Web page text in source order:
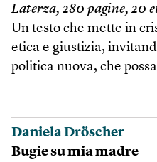
Laterza, 280 pagine, 20
Un testo che mette in
etica e giustizia,
politica nuova, che
Daniela Dröscher
Bugie su mia madre